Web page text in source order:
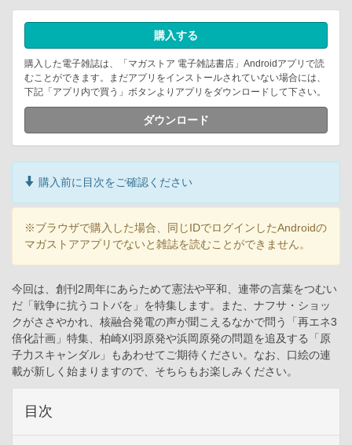
購入する
購入した電子雑誌は、「マガストア 電子雑誌書店」Androidアプリで読
むことができます。まだアプリをインストールされていない場合には、
下記「アプリ内で買う」ボタンよりアプリをダウンロードして下さい。
ダウンロード
購入前に目次をご確認ください
※ブラウザで購入した場合、同じIDでログインしたAndroidの
マガストアアプリでないと雑誌を読むことができません。
今回は、創刊2周年にあらためて憲法や平和、連帯の言葉をつむい
だ「戦争に抗うコトバを」を特集します。また、ナフサ・ショッ
クがささやかれ、核融合発電の声が聞こえるなかで問う「再エネ3
倍化計画」特集、柏崎刈羽原発や浜岡原発の問題を追及する「原
子力スキャンダル」もあわせてご期待ください。なお、口絵の連
載が新しく始まりますので、そちらもお楽しみください。
目次